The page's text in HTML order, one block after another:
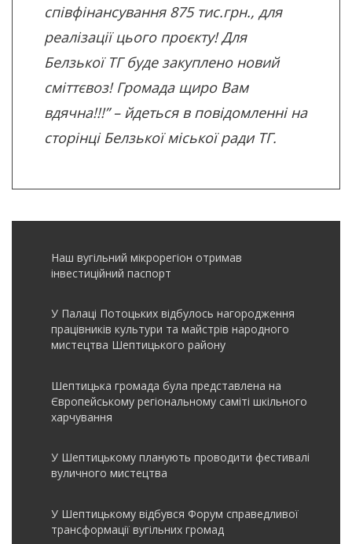
співфінансування 875 тис.грн., для
реалізації цього проєкту! Для
Белзької ТГ буде закуплено новий
сміттєвоз! Громада щиро Вам
вдячна!!!” – йдеться в повідомленні на
сторінці Белзької міської ради ТГ.
Наш вугільний мікрорегіон отримав
інвеcтиційний паспорт
У Палаці Потоцьких відбулось нагородження
працівників культури та майстрів народного
мистецтва Шептицького району
Шептицька громада була представлена на
Європейському регіональному саміті шкільного
харчування
У Шептицькому планують проводити фестивалі
вуличного мистецтва
У Шептицькому відбувся Форум справедливої
трансформації вугільних громад